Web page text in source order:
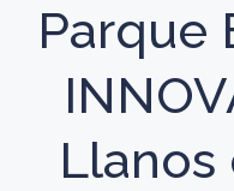
Parque
Llanos